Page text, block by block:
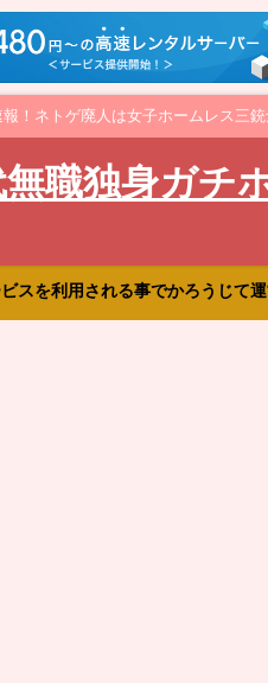
！ネトゲ廃人は女子ホームレス三
職独身ガチ
を利用される事でかろうじて